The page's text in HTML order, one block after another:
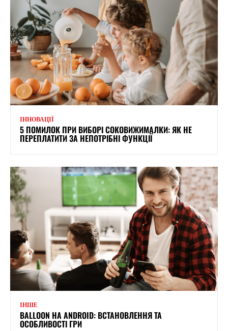
ІННОВАЦІЇ
5 ПОМИЛОК ПРИ ВИБОРІ СОКОВИЖИМАЛКИ: ЯК НЕ
ПЕРЕПЛАТИТИ ЗА НЕПОТРІБНІ ФУНКЦІЇ
ІНШЕ
BALLOON НА ANDROID: ВСТАНОВЛЕННЯ ТА
ОСОБЛИВОСТІ ГРИ